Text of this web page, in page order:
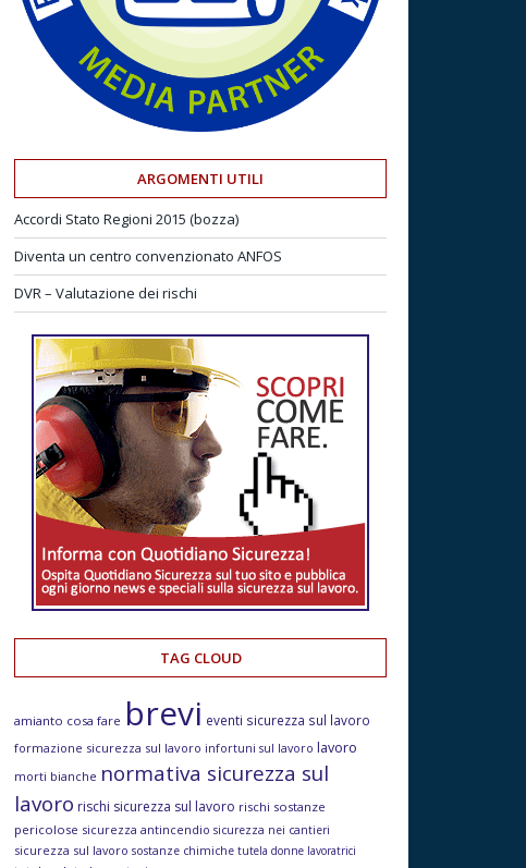
ARGOMENTI UTILI
Accordi Stato Regioni 2015 (bozza)
Diventa un centro convenzionato ANFOS
DVR – Valutazione dei rischi
TAG CLOUD
amianto cosa fare brevi eventi sicurezza sul lavoro
formazione sicurezza sul lavoro infortuni sul lavoro lavoro
morti bianche normativa sicurezza sul
lavoro rischi sicurezza sul lavoro rischi sostanze
pericolose sicurezza antincendio sicurezza nei cantieri
sicurezza sul lavoro sostanze chimiche tutela donne lavoratrici